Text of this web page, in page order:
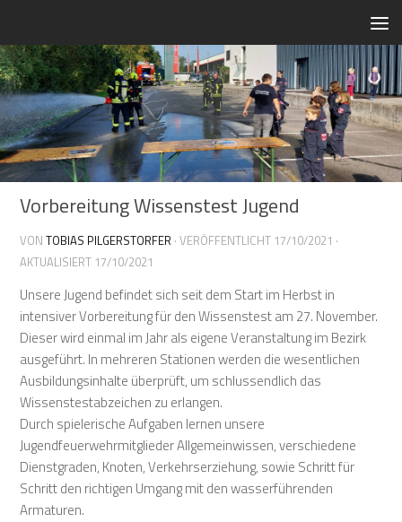
Vorbereitung Wissenstest Jugend
VONTOBIAS PILGERSTORFER · VERÖFFENTLICHT 17/10/2021 ·
AKTUALISIERT 17/10/2021
Unsere Jugend befindet sich seit dem Start im Herbst in
intensiver Vorbereitung für den Wissenstest am 27. November.
Dieser wird einmal im Jahr als eigene Veranstaltung im Bezirk
ausgeführt. In mehreren Stationen werden die wesentlichen
Ausbildungsinhalte überprüft, um schlussendlich das
Wissenstestabzeichen zu erlangen.
Durch spielerische Aufgaben lernen unsere
Jugendfeuerwehrmitglieder Allgemeinwissen, verschiedene
Dienstgraden, Knoten, Verkehrserziehung, sowie Schritt für
Schritt den richtigen Umgang mit den wasserführenden
Armaturen.